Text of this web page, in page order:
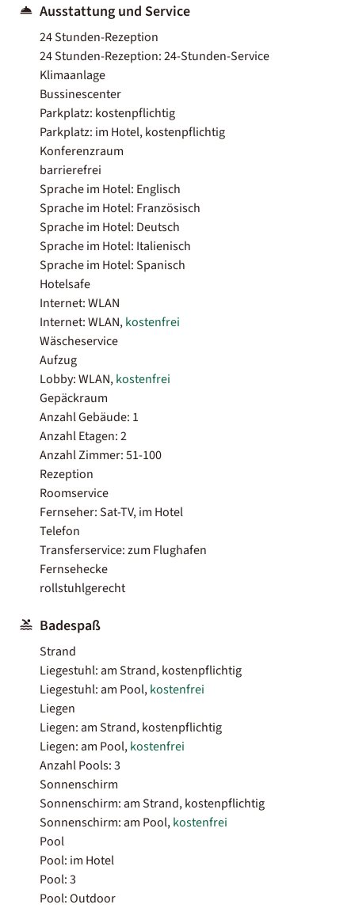
Ausstattung und Service
24 Stunden-Rezeption
24 Stunden-Rezeption: 24-Stunden-Service
Klimaanlage
Bussinescenter
Parkplatz: kostenpflichtig
Parkplatz: im Hotel, kostenpflichtig
Konferenzraum
barrierefrei
Sprache im Hotel: Englisch
Sprache im Hotel: Französisch
Sprache im Hotel: Deutsch
Sprache im Hotel: Italienisch
Sprache im Hotel: Spanisch
Hotelsafe
Internet: WLAN
Internet: WLAN,kostenfrei
Wäscheservice
Aufzug
Lobby: WLAN,kostenfrei
Gepäckraum
Anzahl Gebäude: 1
Anzahl Etagen: 2
Anzahl Zimmer: 51-100
Rezeption
Roomservice
Fernseher: Sat-TV, im Hotel
Telefon
Transferservice: zum Flughafen
Fernsehecke
rollstuhlgerecht
Badespaß
Strand
Liegestuhl: am Strand, kostenpflichtig
Liegestuhl: am Pool,kostenfrei
Liegen
Liegen: am Strand, kostenpflichtig
Liegen: am Pool,kostenfrei
Anzahl Pools: 3
Sonnenschirm
Sonnenschirm: am Strand, kostenpflichtig
Sonnenschirm: am Pool,kostenfrei
Pool
Pool: im Hotel
Pool: 3
Pool: Outdoor